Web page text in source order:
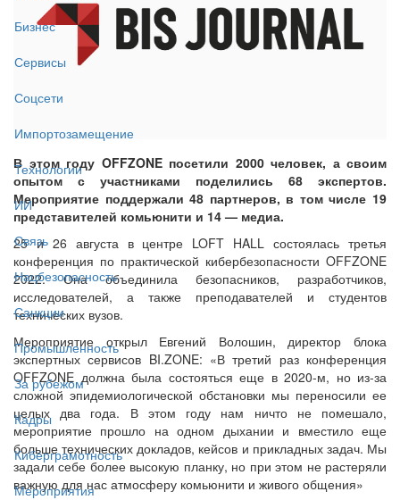
Бизнес
Сервисы
Соцсети
Импортозамещение
Технологии
ИИ
Связь
Нацбезопасность
Санкции
Промышленность
За рубежом
Кадры
Киберграмотность
Мероприятия
В этом году OFFZONE посетили 2000 человек, а своим
опытом с участниками поделились 68 экспертов.
Мероприятие поддержали 48 партнеров, в том числе 19
представителей комьюнити и 14 — медиа.
25 и 26 августа в центре LOFT HALL состоялась третья
конференция по практической кибербезопасности OFFZONE
2022. Она объединила безопасников, разработчиков,
исследователей, а также преподавателей и студентов
технических вузов.
Мероприятие открыл Евгений Волошин, директор блока
экспертных сервисов BI.ZONE: «В третий раз конференция
OFFZONE должна была состояться еще в 2020-м, но из-за
сложной эпидемиологической обстановки мы переносили ее
целых два года. В этом году нам ничто не помешало,
мероприятие прошло на одном дыхании и вместило еще
больше технических докладов, кейсов и прикладных задач. Мы
задали себе более высокую планку, но при этом не растеряли
важную для нас атмосферу комьюнити и живого общения»